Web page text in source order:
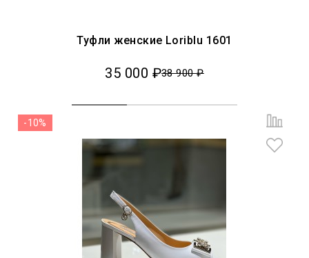
Туфли женские Loriblu 1601
35 000 ₽38 900 ₽
-10%